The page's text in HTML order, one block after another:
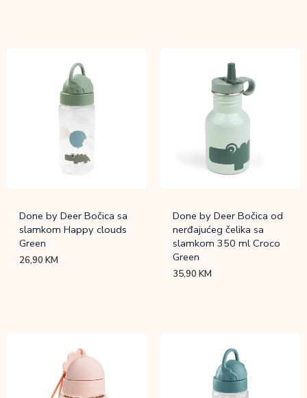
Done by Deer Bočica sa
slamkom Happy clouds
Green
26,90KM
Done by Deer Bočica od
nerđajućeg čelika sa
slamkom 350 ml Croco
Green
35,90KM